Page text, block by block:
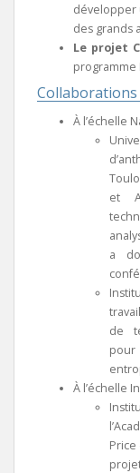
développer
des grands
Le projet
programme
Collaborations
À l’échelle
et
a
de
pour
À l’échelle
Price